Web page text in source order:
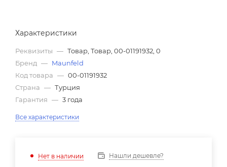
Характеристики
Реквизиты — Товар, Товар, 00-01191932, 0
Бренд — Maunfeld
Код товара — 00-01191932
Страна — Турция
Гарантия — 3 года
Все характеристики
Нет в наличии Нашли дешевле?